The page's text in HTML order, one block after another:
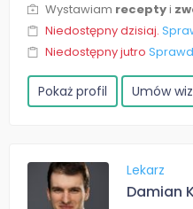
Wystawiam receptyi
Niedostępny dzisiaj.
Niedostępny jutro
Pokaż profil Umów
Lekarz
Damian